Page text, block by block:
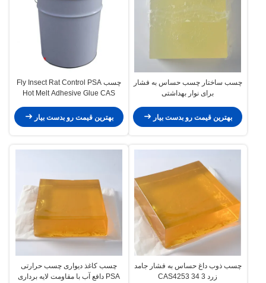
چسب ساختار چسب حساس به فشار
برای نوار بهداشتی
بهترین قیمت رو بدست بیار
چسب Fly Insect Rat Control PSA
Hot Melt Adhesive Glue CAS
بهترین قیمت رو بدست بیار
چسب ذوب داغ حساس به فشار جامد
زرد CAS4253 34 3
چسب کاغذ دیواری چسب حرارتی
PSA دافع آب با مقاومت لایه برداری